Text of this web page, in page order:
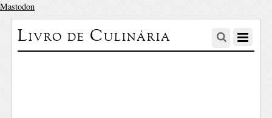
Mastodon
Livro de Culinária